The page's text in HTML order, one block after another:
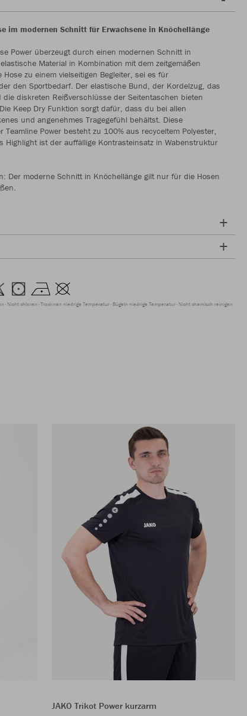
im modernen Schnitt für Erwachsene in Knöchellänge
Power überzeugt durch einen modernen Schnitt in
Material in Kombination mit dem zeitgemäßen
Hose zu einem vielseitigen Begleiter, sei es für
den Sportbedarf. Der elastische Bund, der Kordelzug, das
die diskreten Reißverschlüsse der Seitentaschen bieten
Keep Dry Funktion sorgt dafür, dass du bei allen
und angenehmes Tragegefühl behältst. Diese
Teamline Power besteht zu 100% aus recyceltem Polyester,
Highlight ist der auffällige Kontrasteinsatz in Wabenstruktur
Der moderne Schnitt in Knöchellänge gilt nur für die Hosen
Nicht chloren Trocknen niedrige Temperatur Bügeln niedrige Temperatur Nicht chemisch reinigen
JAKO Trikot Power kurzarm